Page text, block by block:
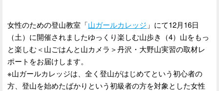
女性のための登山教室「山ガールカレッジ 」にて12月16日
（土）に開催されましたゆっくり楽しむ山歩き（4）山をもっ
と楽しむ＜山ごはんと山カメラ＞丹沢・大野山実習の取材レ
ポートをお届けします。
※山ガールカレッジは、全く登山がはじめてという初心者の
方、登山を始めたばかりという初級者の方を対象とした女性